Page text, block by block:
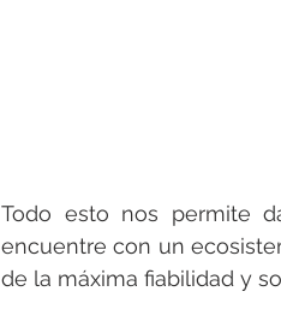
Todo esto nos permite
encuentre con un
de la máxima fiabilidad y